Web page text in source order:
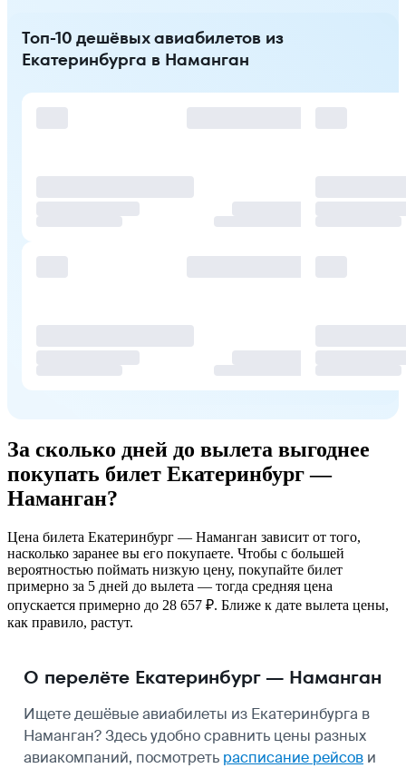
Топ-10 дешёвых авиабилетов из
Екатеринбурга в Наманган
За сколько дней до вылета выгоднее
покупать билет Екатеринбург —
Наманган?
Цена билета Екатеринбург — Наманган зависит от того,
насколько заранее вы его покупаете. Чтобы с большей
вероятностью поймать низкую цену, покупайте билет
примерно за 5 дней до вылета — тогда средняя цена
опускается примерно до 28 657 ₽. Ближе к дате вылета цены,
как правило, растут.
О перелёте Екатеринбург — Наманган
Ищете дешёвые авиабилеты из Екатеринбурга в
Наманган? Здесь удобно сравнить цены разных
авиакомпаний, посмотреть расписание рейсов и